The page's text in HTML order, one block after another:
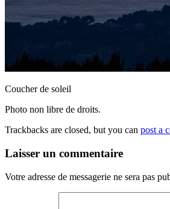
Coucher de soleil
Photo non libre de droits.
Trackbacks are closed, but you can post a
Laisser un commentaire
Votre adresse de messagerie ne sera pas